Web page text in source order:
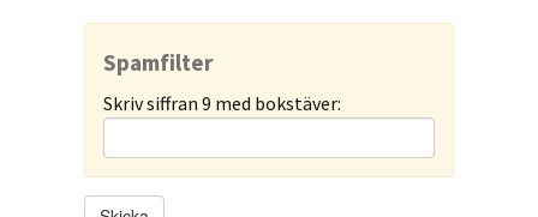
Spamfilter
Skriv siffran 9 med bokstäver: